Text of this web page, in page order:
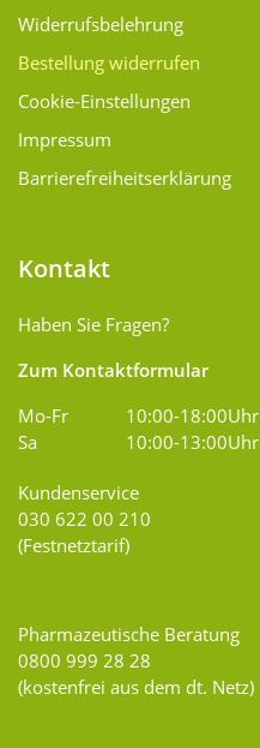
Widerrufsbelehrung
Bestellung widerrufen
Cookie-Einstellungen
Impressum
Barrierefreiheitserklärung
Kontakt
Haben Sie Fragen?
Zum Kontaktformular
Mo-Fr
10:00-18:00Uhr
Sa
10:00-13:00Uhr
Kundenservice
030 622 00 210
(Festnetztarif)
Pharmazeutische Beratung
0800 999 28 28
(kostenfrei aus dem dt. Netz)